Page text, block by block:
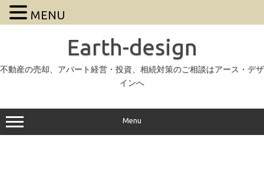
Earth-design
不動産の売却、アパート経営・投資、相続対策のご相談はアース・デザ
インへ
Menu
MENU